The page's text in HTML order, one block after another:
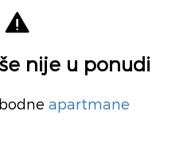
nije u ponudi
apartmane